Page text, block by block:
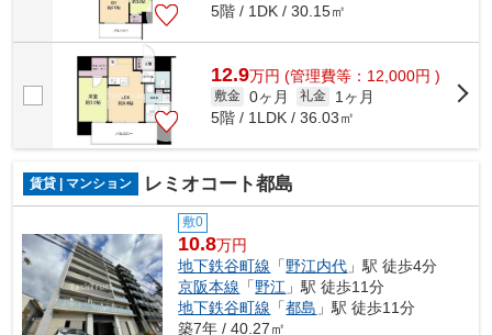
5階 / 1DK / 30.15㎡
12.9万円 (管理費等：12,000円 )
敷金 0ヶ月 礼金
1ヶ月
5階 / 1LDK / 36.03㎡
賃貸 | マンション レミオコート都島
敷0
10.8万円
地下鉄谷町線 「野江内代 」駅 徒歩4分
京阪本線 「野江 」駅 徒歩11分
地下鉄谷町線 「都島 」駅 徒歩11分
築7年 / 40.27㎡